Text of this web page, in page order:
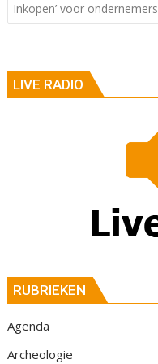
Inkopen’ voor ondernemers
LIVE RADIO
RUBRIEKEN
Agenda
Archeologie